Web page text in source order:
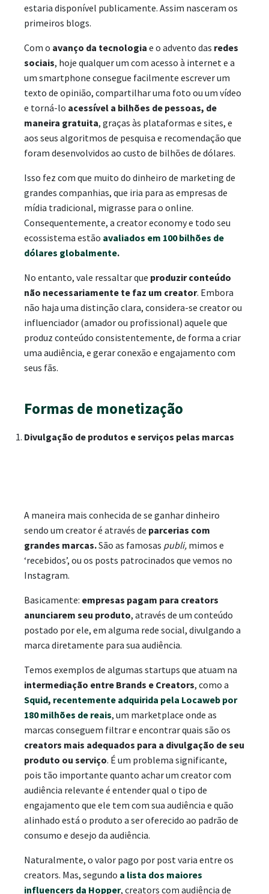
estaria disponível publicamente. Assim nasceram os
primeiros blogs.
Com o avanço da tecnologia e o advento das redes
sociais, hoje qualquer um com acesso à internet e a
um smartphone consegue facilmente escrever um
texto de opinião, compartilhar uma foto ou um vídeo
e torná-lo acessível a bilhões de pessoas, de
maneira gratuita, graças às plataformas e sites, e
aos seus algoritmos de pesquisa e recomendação que
foram desenvolvidos ao custo de bilhões de dólares.
Isso fez com que muito do dinheiro de marketing de
grandes companhias, que iria para as empresas de
mídia tradicional, migrasse para o online.
Consequentemente, a creator economy e todo seu
ecossistema estão avaliados em 100 bilhões de
dólares globalmente.
No entanto, vale ressaltar que produzir conteúdo
não necessariamente te faz um creator. Embora
não haja uma distinção clara, considera-se creator ou
influenciador (amador ou profissional) aquele que
produz conteúdo consistentemente, de forma a criar
uma audiência, e gerar conexão e engajamento com
seus fãs.
Formas de monetização
Divulgação de produtos e serviços pelas marcas
A maneira mais conhecida de se ganhar dinheiro
sendo um creator é através de parcerias com
grandes marcas.São as famosas publi, mimos e
‘recebidos’, ou os posts patrocinados que vemos no
Instagram.
Basicamente: empresas pagam para creators
anunciarem seu produto, através de um conteúdo
postado por ele, em alguma rede social, divulgando a
marca diretamente para sua audiência.
Temos exemplos de algumas startups que atuam na
intermediação entre Brands e Creators, como a
Squid, recentemente adquirida pela Locaweb por
180 milhões de reais, um marketplace onde as
marcas conseguem filtrar e encontrar quais são os
creators mais adequados para a divulgação de seu
produto ou serviço. É um problema significante,
pois tão importante quanto achar um creator com
audiência relevante é entender qual o tipo de
engajamento que ele tem com sua audiência e quão
alinhado está o produto a ser oferecido ao padrão de
consumo e desejo da audiência.
Naturalmente, o valor pago por post varia entre os
creators. Mas, segundo a lista dos maiores
influencers da Hopper, creators com audiência de